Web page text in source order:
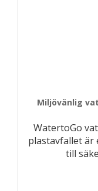
Miljövänlig
WatertoGo
plastavfallet
till